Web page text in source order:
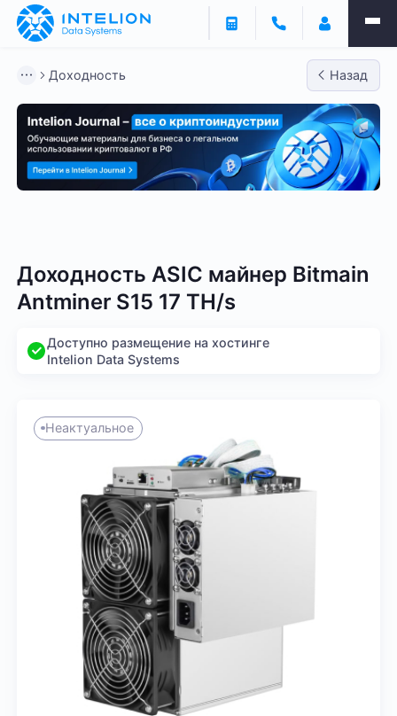
Доходность Назад
Доходность ASIC майнер Bitmain
Antminer S15 17 TH/s
Доступно размещение на хостинге
Intelion Data Systems
Неактуальное